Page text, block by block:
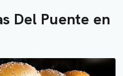
Del Puente en